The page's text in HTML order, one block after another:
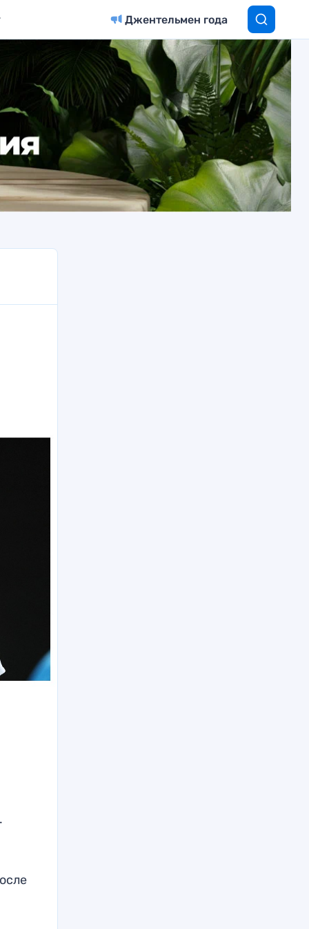
Джентельмен года